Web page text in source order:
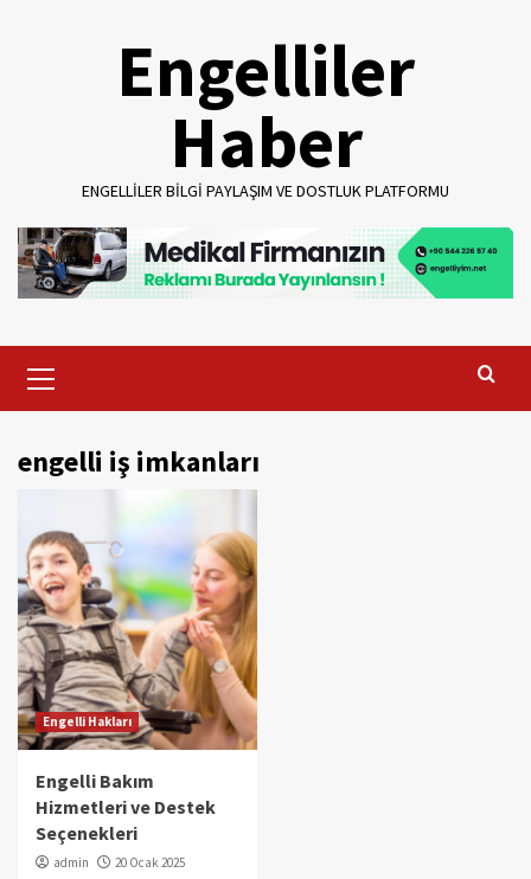
Engelliler
Haber
ENGELLILER BILGI PAYLAŞIM VE DOSTLUK PLATFORMU
Menu
engelli iş imkanları
Engelli Hakları
Engelli Bakım
Hizmetleri ve Destek
Seçenekleri
admin 20 Ocak 2025